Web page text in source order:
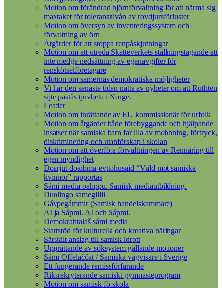
Motion om förändrad björnförvaltning för att närma sig
maxtaket för toleransnivån av rovdjursförluster
Motion om översyn av inventeringssystem och
förvaltning av örn
Åtgärder för att stoppa renpåskjutningar
Motion om att utreda Skatteverkets ställningstagande att
inte medge nedsättning av egenavgifter för
renskötselföretagare
Motion om samernas demokratiska möjligheter
Vi har den senaste tiden nåtts av nyheter om att Ruthten
sijte påstås tjuvbeta i Norge.
Leader
Motion om inrättande av EU kommissionär för urfolk
Motion om åtgärder både förebyggande och hjälpande
insatser när samiska barn far illa av mobbning, förtryck,
diskriminering och utanförskap i skolan
Motion om att överföra förvaltningen av Rennäring till
egen myndighet
Doarjut doaibma-evttohusaid “Våld mot samiska
kvinnor” rapportas
Sámi media oahppu. Samisk mediautbildning.
Duolingo sámegillii
Gávpegámmir (Samisk handelskammare)
AI ja Sápmi. AI och Sápmi.
Demokrahtalaš sámi media
Startstöd för kulturella och kreativa näringar
Särskilt anslag till samisk idrott
Upprättande av söksystem gällande motioner
Sámi Offelaččat / Samiska vägvisare i Sverige
Ett fungerande remissförfarande
Riksrekryterande samiskt gymnasieprogram
Motion om samisk förskola